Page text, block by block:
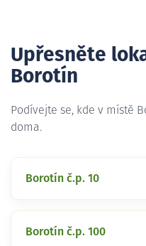
Upřesněte
Borotín
Podívejte se, kde v místě
doma.
Borotín č.p. 10
Borotín č.p. 100